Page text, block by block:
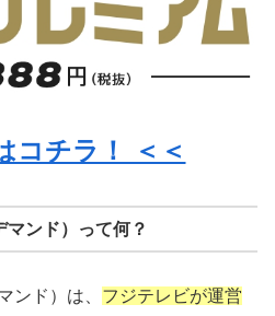
コチラ！ ＜＜
マンド）って何？
ンド）は、 フジテレビが運営